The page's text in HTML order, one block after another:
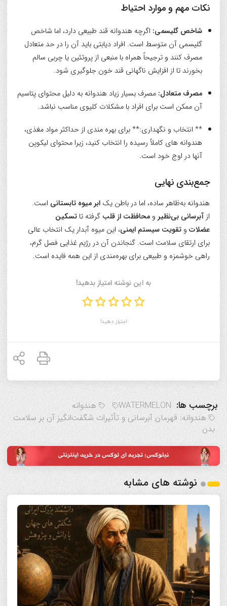
نکات مهم و موارد احتیاط
شاخص گلیسمی: اگرچه هندوانه قند طبیعی دارد، اما شاخص
گلیسمی آن متوسط است. افراد دیابتی باید آن را در حد متعادل
مصرف کنند و ترجیحاً همراه با منبعی از پروتئین یا چربی سالم
بخورند تا از افزایش ناگهانی قند خون جلوگیری شود.
مصرف متعادل: مصرف بسیار زیاد هندوانه به دلیل محتوای پتاسیم
آن ممکن است برای افراد با مشکلات کلیوی مناسب نباشد.
** انتخاب و نگهداری:** برای بهره مندی از حداکثر مواد مغذی،
هندوانه های کاملاً رسیده را انتخاب کنید، زیرا محتوای لیکوپن
آنها در اوج خود است.
جمع‌بندی نهایی
هندوانه به‌ظاهر ساده، اما در باطن یک ابر میوه تابستانی است.
ازآبرسانی بی‌نظیر و محافظت از قلب گرفته تا تسکین
عضلات و تقویت سیستم ایمنی، این میوه آبدار یک انتخاب عالی
برای ارتقای سلامت است. گنجاندن آن در رژیم غذایی فصل گرم،
راهی خوشمزه و طبیعی برای بهره‌مندی از این همه فایده است.
به این نوشته امتیاز بدهید!
امتیاز دهید!
برچسب ها: WATERMELON
هندوانه
هندوانه: قهرمان آبرسانی و تأثیرات شگفت‌انگیز آن بر سلامت
بدن
نوشته های مشابه